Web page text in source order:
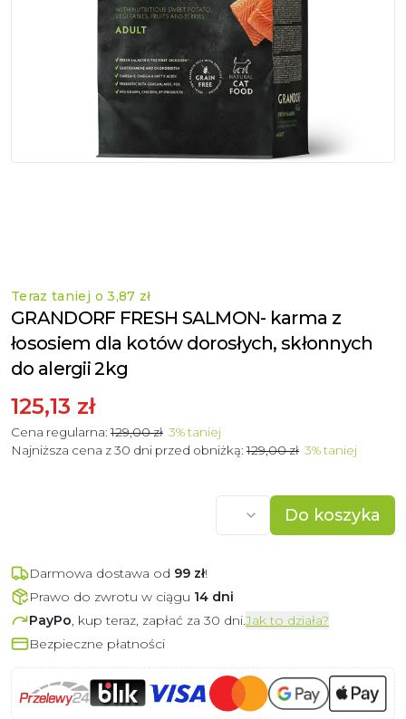
Teraz taniej o3,87 zł
GRANDORF FRESH SALMON- karma z
łososiem dla kotów dorosłych, skłonnych
do alergii 2kg
125,13 zł
Cena regularna: 129,00 zł 3%taniej
Najniższa cena z 30 dni przed obniżką: 129,00 zł 3%taniej
Do koszyka
Darmowa dostawa od 99 zł!
Prawo do zwrotu w ciągu 14 dni
PayPo, kup teraz, zapłać za 30 dni.Jak to działa?
Bezpieczne płatności